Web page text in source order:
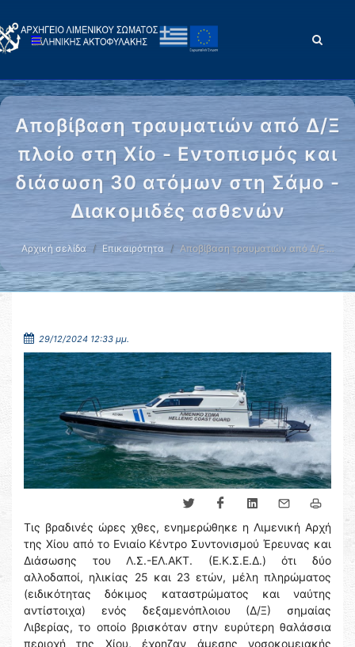
Αποβίβαση τραυματιών από Δ/Ξ
πλοίο στη Χίο - Εντοπισμός και
διάσωση 30 ατόμων στη Σάμο -
Διακομιδές ασθενών
Αρχική σελίδα Επικαιρότητα Αποβίβαση τραυματιών από Δ/Ξ …
29/12/2024 12:33 μμ.
Τις βραδινές ώρες χθες, ενημερώθηκε η Λιμενική Αρχή
της Χίου από το Ενιαίο Κέντρο Συντονισμού Έρευνας και
Διάσωσης του Λ.Σ.-ΕΛ.ΑΚΤ. (Ε.Κ.Σ.Ε.Δ.) ότι δύο
αλλοδαποί, ηλικίας 25 και 23 ετών, μέλη πληρώματος
(ειδικότητας δόκιμος καταστρώματος και ναύτης
αντίστοιχα) ενός δεξαμενόπλοιου (Δ/Ξ) σημαίας
Λιβερίας, το οποίο βρισκόταν στην ευρύτερη θαλάσσια
περιοχή της Χίου, έχρηζαν άμεσης νοσοκομειακής